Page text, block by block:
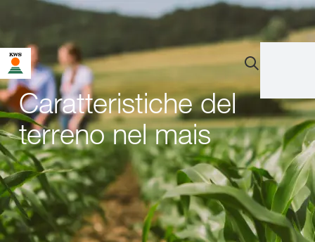
Caratteristiche del
terreno nel mais